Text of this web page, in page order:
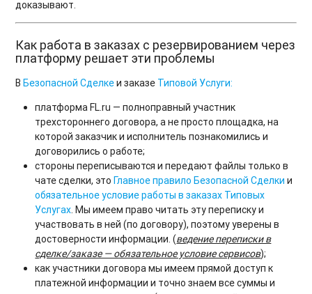
доказывают.
Как работа в заказах с резервированием через
платформу решает эти проблемы
ВБезопасной Сделкеи заказе Типовой Услуги:
платформа FL.ru — полноправный участник
трехстороннего договора, а не просто площадка, на
которой заказчик и исполнитель познакомились и
договорились о работе;
стороны переписываются и передают файлы только в
чате сделки, этоГлавное правило Безопасной Сделки и
обязательное условие работы в заказах Типовых
Услугах. Мы имеем право читать эту переписку и
участвовать в ней (по договору), поэтому уверены в
достоверности информации. (ведение переписки в
сделке/заказе — обязательное условие сервисов);
как участники договора мы имеем прямой доступ к
платежной информации и точно знаем все суммы и